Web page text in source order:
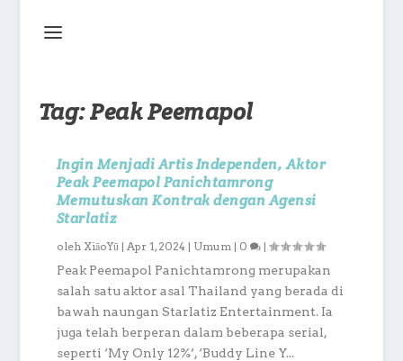
Tag:Peak Peemapol
Ingin Menjadi Artis Independen, Aktor
Peak Peemapol Panichtamrong
Memutuskan Kontrak dengan Agensi
Starlatiz
oleh XiāoYū| Apr 1, 2024| Umum| 0 |
Peak Peemapol Panichtamrong merupakan
salah satu aktor asal Thailand yang berada di
bawah naungan Starlatiz Entertainment. Ia
juga telah berperan dalam beberapa serial,
seperti ‘My Only 12%’, ‘Buddy Line Y...